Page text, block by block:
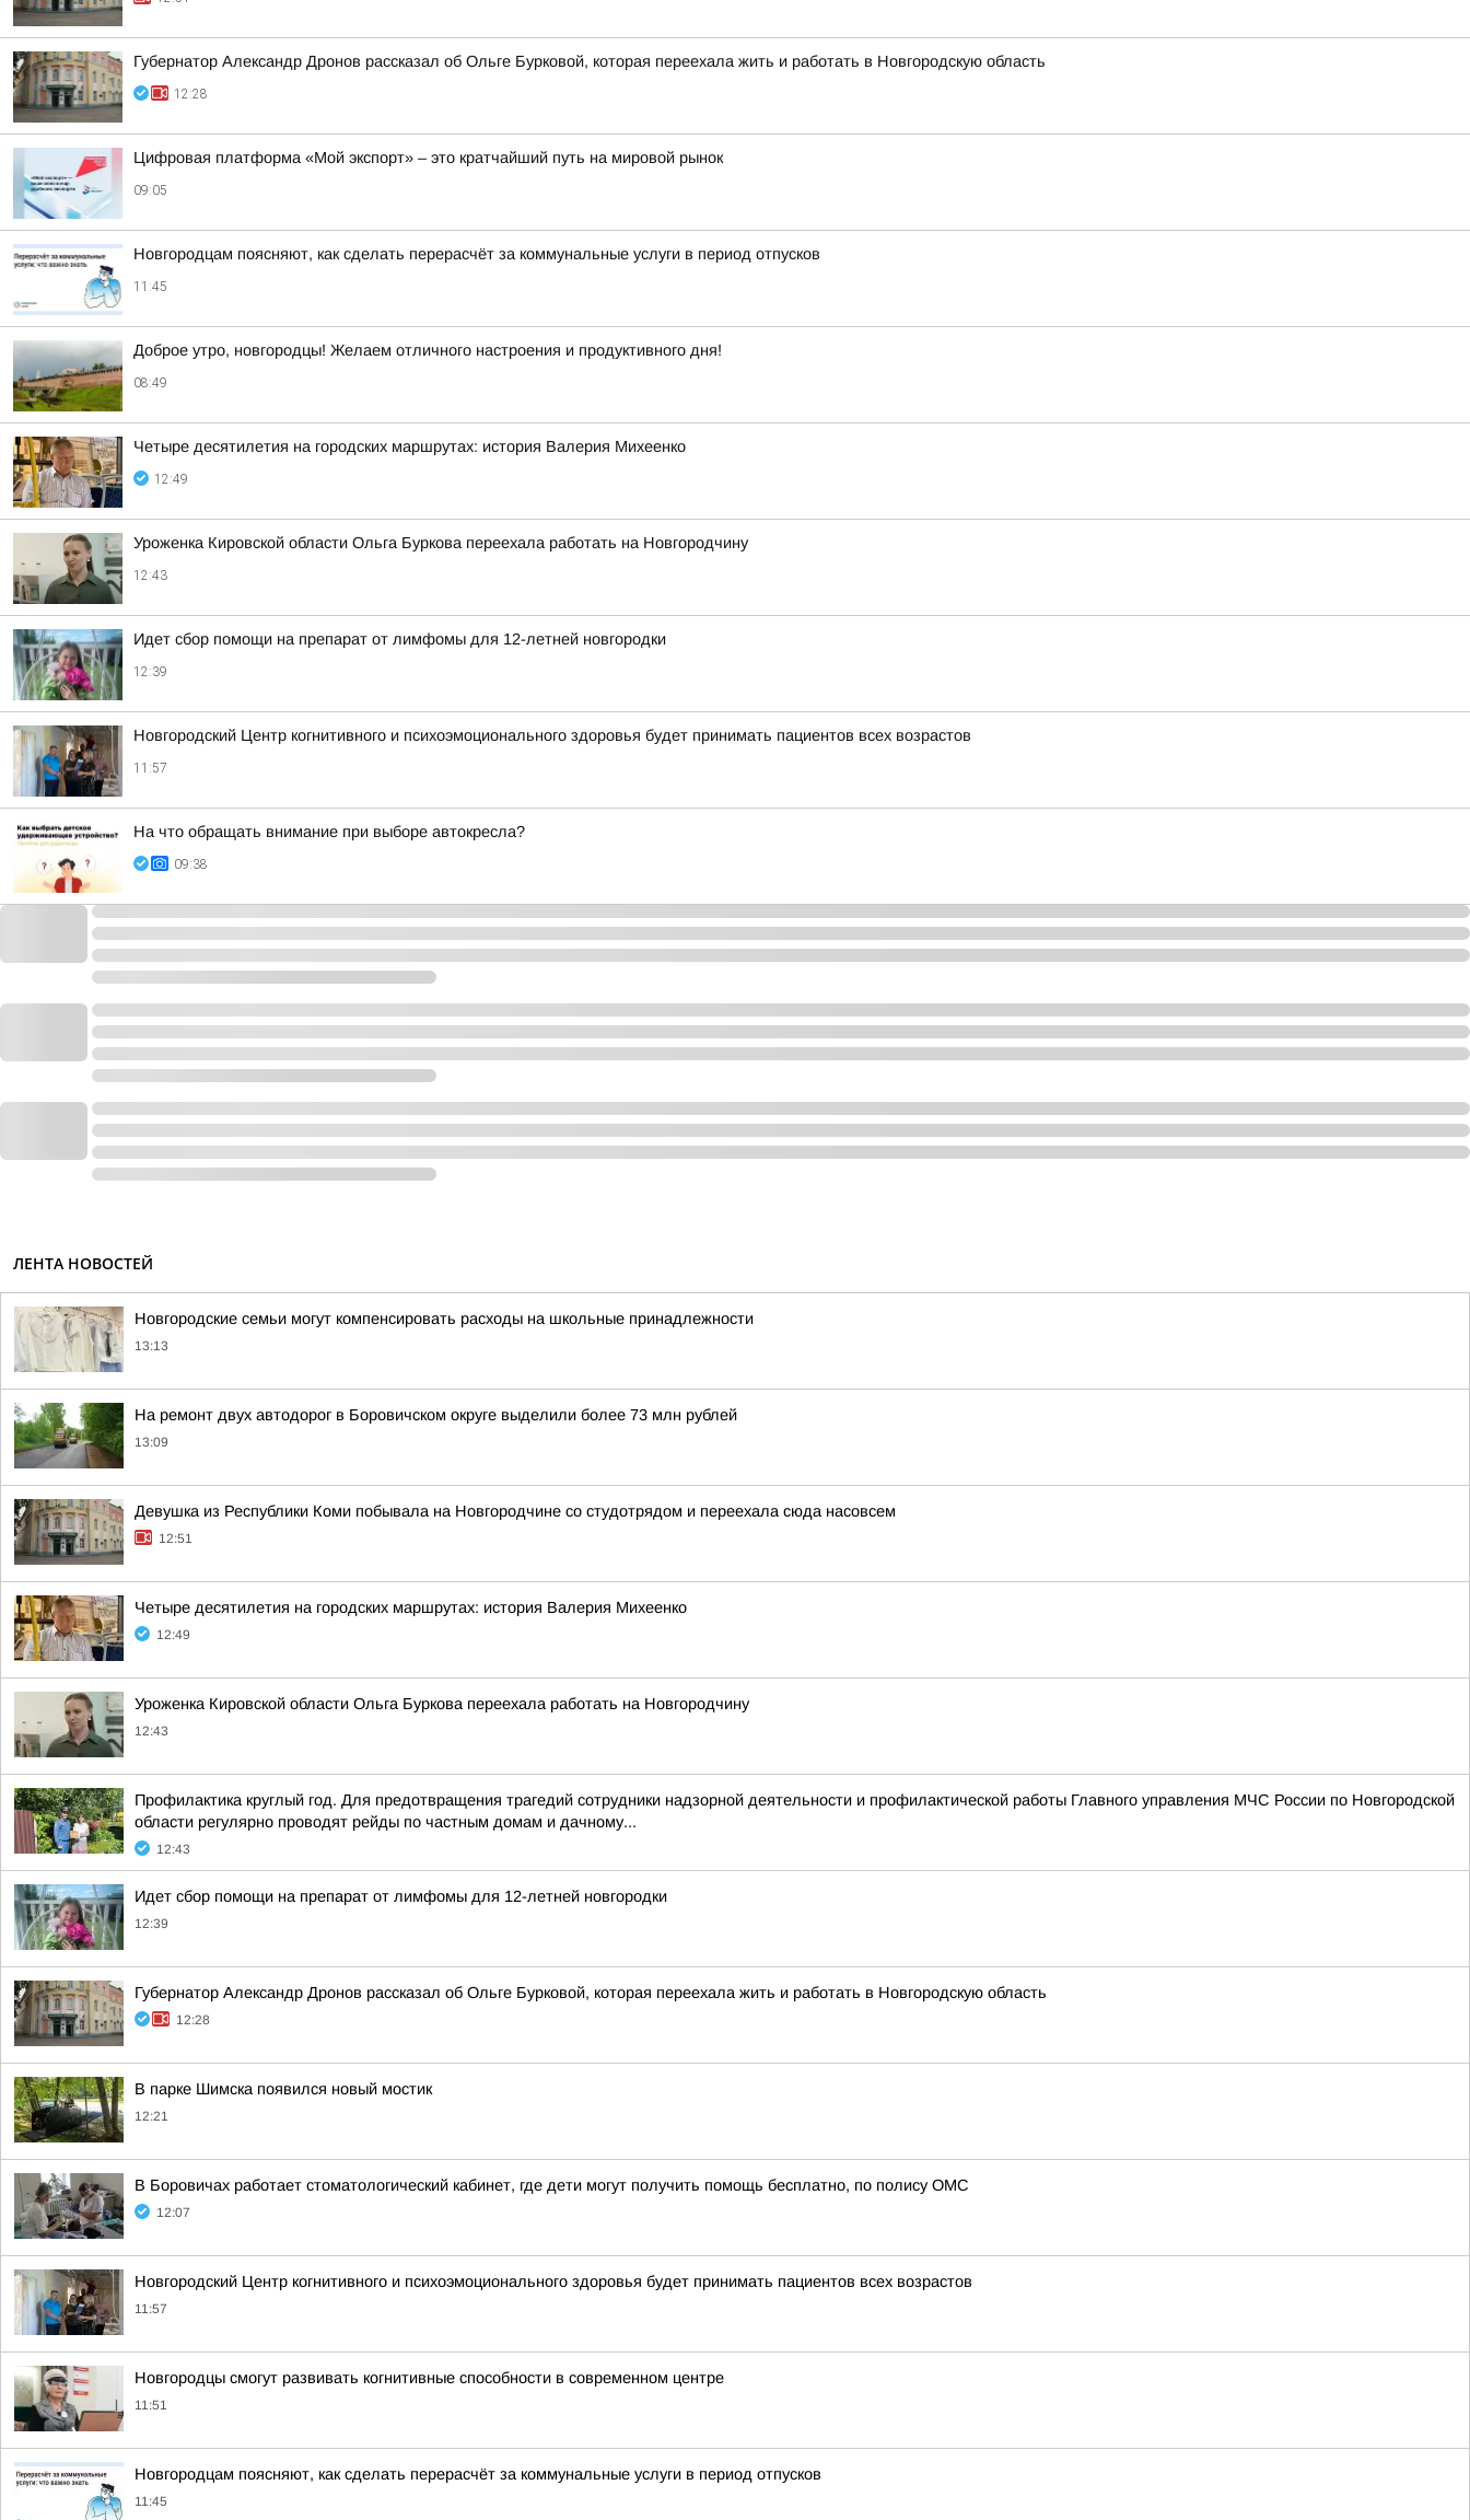
Губернатор Александр Дронов рассказал об Ольге Бурковой, которая переехала жить и работать в Новгородскую область
12:28
Цифровая платформа «Мой экспорт» – это кратчайший путь на мировой рынок
09:05
Новгородцам поясняют, как сделать перерасчёт за коммунальные услуги в период отпусков
11:45
Доброе утро, новгородцы! Желаем отличного настроения и продуктивного дня!
08:49
Четыре десятилетия на городских маршрутах: история Валерия Михеенко
12:49
Уроженка Кировской области Ольга Буркова переехала работать на Новгородчину
12:43
Идет сбор помощи на препарат от лимфомы для 12-летней новгородки
12:39
Новгородский Центр когнитивного и психоэмоционального здоровья будет принимать пациентов всех возрастов
11:57
На что обращать внимание при выборе автокресла?
09:38
ЛЕНТА НОВОСТЕЙ
Новгородские семьи могут компенсировать расходы на школьные принадлежности
13:13
На ремонт двух автодорог в Боровичском округе выделили более 73 млн рублей
13:09
Девушка из Республики Коми побывала на Новгородчине со студотрядом и переехала сюда насовсем
12:51
Четыре десятилетия на городских маршрутах: история Валерия Михеенко
12:49
Уроженка Кировской области Ольга Буркова переехала работать на Новгородчину
12:43
Профилактика круглый год. Для предотвращения трагедий сотрудники надзорной деятельности и профилактической работы Главного управления МЧС России по Новгородской
области регулярно проводят рейды по частным домам и дачному...
12:43
Идет сбор помощи на препарат от лимфомы для 12-летней новгородки
12:39
Губернатор Александр Дронов рассказал об Ольге Бурковой, которая переехала жить и работать в Новгородскую область
12:28
В парке Шимска появился новый мостик
12:21
В Боровичах работает стоматологический кабинет, где дети могут получить помощь бесплатно, по полису ОМС
12:07
Новгородский Центр когнитивного и психоэмоционального здоровья будет принимать пациентов всех возрастов
11:57
Новгородцы смогут развивать когнитивные способности в современном центре
11:51
Новгородцам поясняют, как сделать перерасчёт за коммунальные услуги в период отпусков
11:45